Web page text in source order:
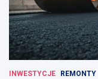
INWESTYCJE REMONTY